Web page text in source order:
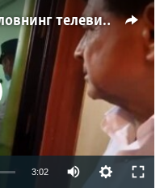
МИБ Ҳидирназар Аллақуловнинг телевизори, кирювиш машинаси, микротўлқинли печини мусодара қилди
мавжуд эмас
3:02